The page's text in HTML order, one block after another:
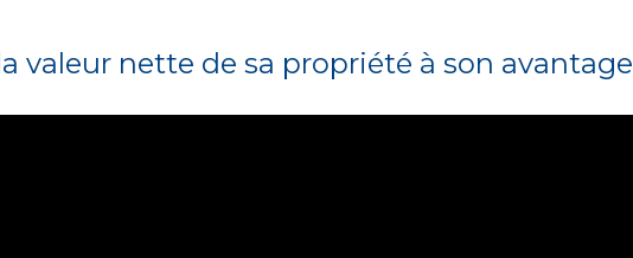
valeur nette de sa propriété à son avantage